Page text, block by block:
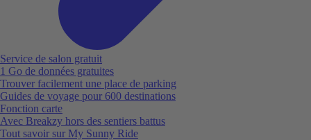
Service de salon gratuit
1 Go de données gratuites
Trouver facilement une place de parking
Guides de voyage pour 600 destinations
Fonction carte
Avec Breakzy hors des sentiers battus
Tout savoir sur My Sunny Ride